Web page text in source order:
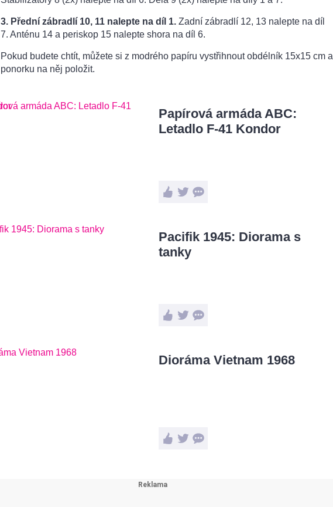
3. Přední zábradlí 10, 11 nalepte na díl 1. Zadní zábradlí 12, 13 nalepte na díl
7. Anténu 14 a periskop 15 nalepte shora na díl 6.
Pokud budete chtít, můžete si z modrého papíru vystřihnout obdélník 15x15 cm a
ponorku na něj položit.
Papírová armáda ABC:
Letadlo F-41 Kondor
Pacifik 1945: Diorama s
tanky
Dioráma Vietnam 1968